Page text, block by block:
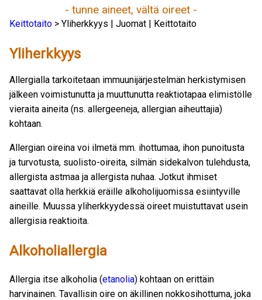
- tunne aineet, vältä oireet -
Keittotaito > Yliherkkyys | Juomat | Keittotaito
Yliherkkyys
Allergialla tarkoitetaan immuunijärjestelmän herkistymisen
jälkeen voimistunutta ja muuttunutta reaktiotapaa elimistölle
vieraita aineita (ns. allergeeneja, allergian aiheuttajia)
kohtaan.
Allergian oireina voi ilmetä mm. ihottumaa, ihon punoitusta
ja turvotusta, suolisto-oireita, silmän sidekalvon tulehdusta,
allergista astmaa ja allergista nuhaa. Jotkut ihmiset
saattavat olla herkkiä eräille alkoholijuomissa esiintyville
aineille. Muussa yliherkkyydessä oireet muistuttavat usein
allergisia reaktioita.
Alkoholiallergia
Allergia itse alkoholia (etanolia) kohtaan on erittäin
harvinainen. Tavallisin oire on äkillinen nokkosihottuma, joka